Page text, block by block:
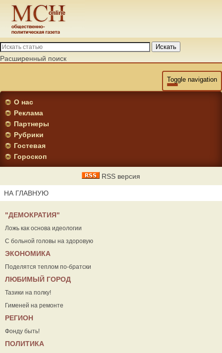
Искать
Расширенный поиск
Toggle navigation
О нас
Реклама
Партнеры
Рубрики
Гостевая
Гороскоп
RSS версия
НА ГЛАВНУЮ
"ДЕМОКРАТИЯ"
Ложь как основа идеологии
С больной головы на здоровую
ЭКОНОМИКА
Поделятся теплом по-братски
ЛЮБИМЫЙ ГОРОД
Тазики на полку!
Гименей на ремонте
РЕГИОН
Фонду быть!
ПОЛИТИКА